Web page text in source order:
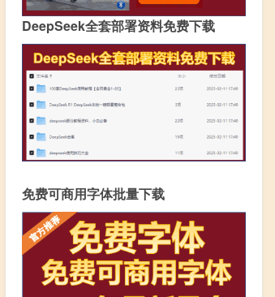
DeepSeek全套部署资料免费下载
免费可商用字体批量下载